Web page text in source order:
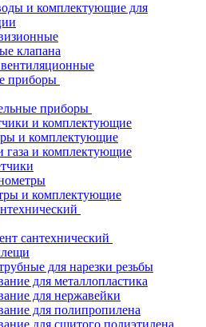
и комплектующие для
клапана
приборы
приборы
и комплектующие
и комплектующие
газа и комплектующие
и комплектующие
сантехнический
для нарезки резьбы
для металлопластика
для нержавейки
для полипропилена
для сшитого полиэтилена